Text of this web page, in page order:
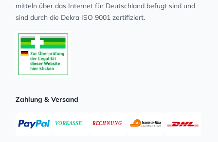
mit­teln über das Internet für Deutschland befugt sind und
sind durch die Dekra ISO 9001 zertifiziert.
Zahlung & Versand